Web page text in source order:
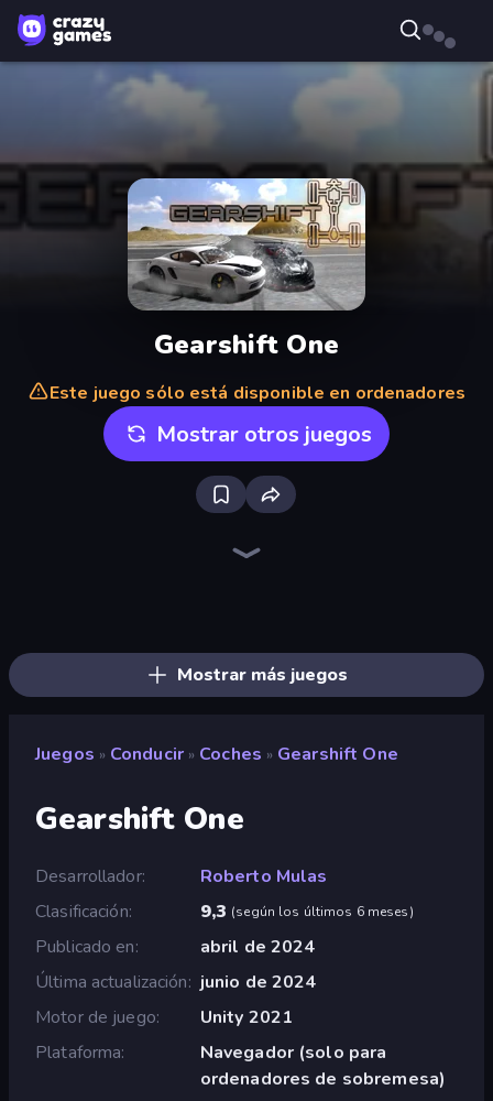
Gearshift One
Este juego sólo está disponible en ordenadores
Mostrar otros juegos
Mostrar más juegos
Juegos » Conducir » Coches » Gearshift One
Gearshift One
Desarrollador
Roberto Mulas
Clasificación
9,3 (según los últimos 6 meses)
Publicado en
abril de 2024
Última actualización
junio de 2024
Motor de juego
Unity 2021
Plataforma
Navegador (solo para
ordenadores de sobremesa)